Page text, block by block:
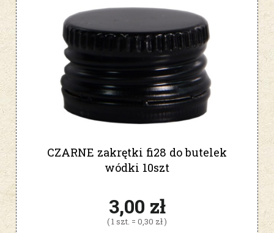
CZARNE zakrętki fi28 do butelek
wódki 10szt
3,00 zł
( 1 szt. = 0,30 zł )